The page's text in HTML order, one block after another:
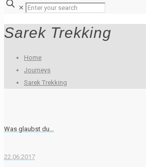
✕
Sarek Trekking
Home
Journeys
Sarek Trekking
Was glaubst du…
22.06.2017